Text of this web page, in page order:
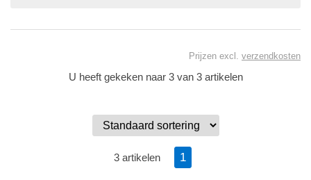
Prijzen excl. verzendkosten
U heeft gekeken naar 3 van 3 artikelen
3 artikelen 1